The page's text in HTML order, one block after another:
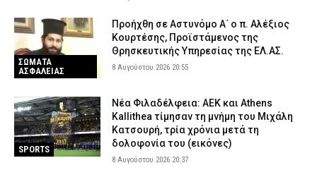
ΕΛ.ΑΣ.: Προήχθη ο Διοικητής του Α.Τ. Αλεξάνδρειας, Δημήτρης
Σαμαράς
ΣΩΜΑΤΑ ΑΣΦΑΛΕΙΑΣ 8 Αυγούστου 2026 13:25
ΑΑΔΕ: Άνοιξε εκ νέου το σύστημα Ενιαίας Αίτησης Ενίσχυσης
CAPITAL 8 Αυγούστου 2026 13:12
ΣΩΜΑΤΑ
ΑΣΦΑΛΕΙΑΣ
Προήχθη σε Αστυνόμο Α΄ ο π. Αλέξιος
Κουρτέσης, Προϊστάμενος της
Θρησκευτικής Υπηρεσίας της ΕΛ.ΑΣ.
8 Αυγούστου 2026 20:55
SPORTS
Νέα Φιλαδέλφεια: ΑΕΚ και Athens
Kallithea τίμησαν τη μνήμη του Μιχάλη
Κατσουρή, τρία χρόνια μετά τη
δολοφονία του (εικόνες)
8 Αυγούστου 2026 20:37